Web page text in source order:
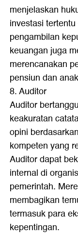
menjelaskan
investasi
pengambilan
keuangan juga
merencanakan
pensiun dan
8. Auditor
Auditor
keakuratan
opini
kompeten yang
Auditor dapat
internal di
pemerintah.
membagikan
termasuk para
kepentingan.